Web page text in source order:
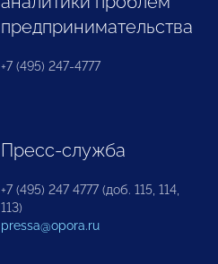
предпринимательства
+7 (495) 247-4777
Пресс-служба
+7 (495) 247 4777 (доб. 115, 114,
113)
pressa@opora.ru